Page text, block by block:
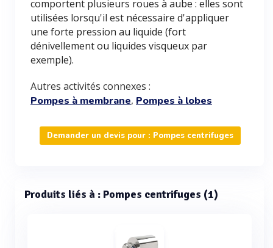
comportent plusieurs roues à aube : elles sont
utilisées lorsqu'il est nécessaire d'appliquer
une forte pression au liquide (fort
dénivellement ou liquides visqueux par
exemple).
Autres activités connexes :
Pompes à membrane, Pompes à lobes
Demander un devis pour : Pompes centrifuges
Produits liés à : Pompes centrifuges (1)